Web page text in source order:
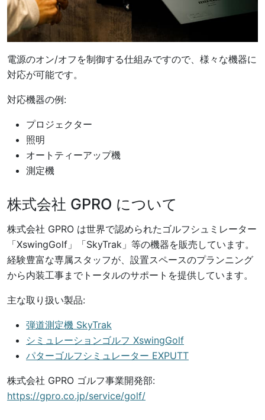
電源のオン/オフを制御する仕組みですので、様々な機器に
対応が可能です。
対応機器の例:
プロジェクター
照明
オートティーアップ機
測定機
株式会社 GPRO について
株式会社 GPRO は世界で認められたゴルフシュミレーター
「XswingGolf」「SkyTrak」等の機器を販売しています。
経験豊富な専属スタッフが、設置スペースのプランニング
から内装工事までトータルのサポートを提供しています。
主な取り扱い製品:
弾道測定機 SkyTrak
シミュレーションゴルフ XswingGolf
パターゴルフシミュレーター EXPUTT
株式会社 GPRO ゴルフ事業開発部:
https://gpro.co.jp/service/golf/